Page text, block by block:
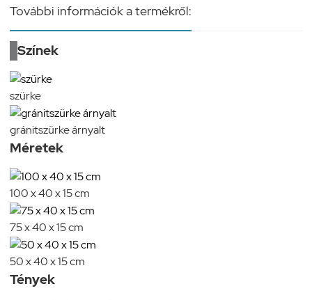
További információk a termékről:
Színek
szürke
gránitszürke árnyalt
Méretek
100 x 40 x 15 cm
75 x 40 x 15 cm
50 x 40 x 15 cm
Tények